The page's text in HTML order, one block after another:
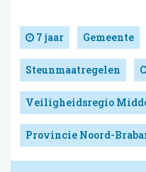
7 jaar Gemeente
Steunmaatregelen
Veiligheidsregio
Provincie Noord-